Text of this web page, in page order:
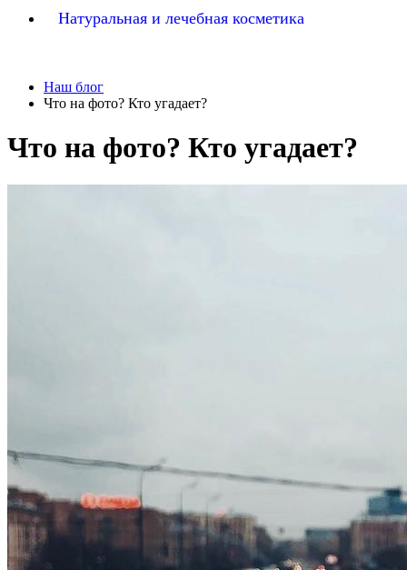
Натуральная и лечебная косметика
Наш блог
Что на фото? Кто угадает?
Что на фото? Кто угадает?